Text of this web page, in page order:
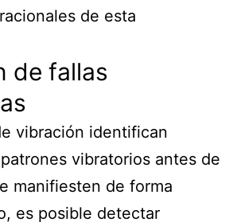
de esta
de fallas
vibración identifican
vibratorios antes de
manifiesten de forma
es posible detectar